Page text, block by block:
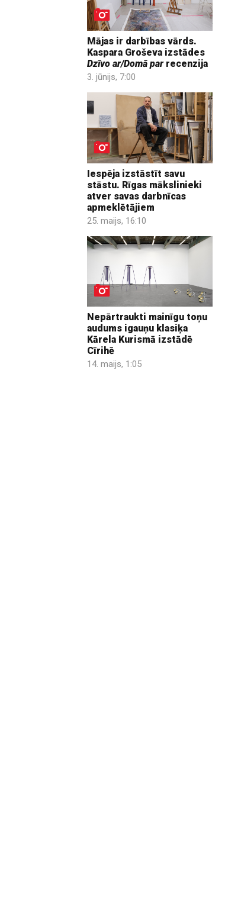
Mājas ir darbības vārds.
Kaspara Groševa izstādes
Dzīvo ar/Domā parrecenzija
3. jūnijs, 7:00
Iespēja izstāstīt savu
stāstu. Rīgas mākslinieki
atver savas darbnīcas
apmeklētājiem
25. maijs, 16:10
Nepārtraukti mainīgu toņu
audums igauņu klasiķa
Kārela Kurismā izstādē
Cīrihē
14. maijs, 1:05